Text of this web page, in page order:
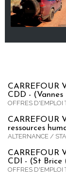
CARREFOUR
CDD -
OFFRES D'EMPLOI
CARREFOUR
ressources
ALTERNANCE /
CARREFOUR
CDI - (St Brice
OFFRES D'EMPLOI